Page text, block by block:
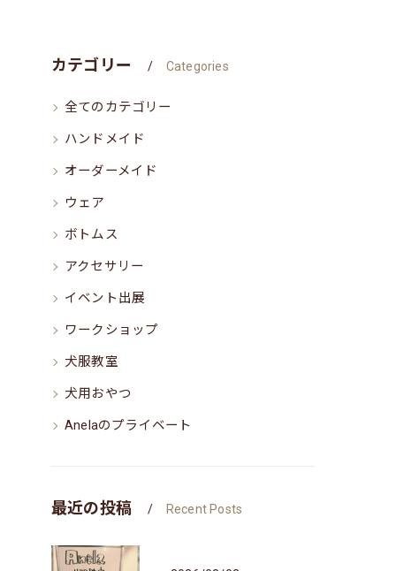
カテゴリー Categories
全てのカテゴリー
ハンドメイド
オーダーメイド
ウェア
ボトムス
アクセサリー
イベント出展
ワークショップ
犬服教室
犬用おやつ
Anelaのプライベート
最近の投稿 Recent Posts